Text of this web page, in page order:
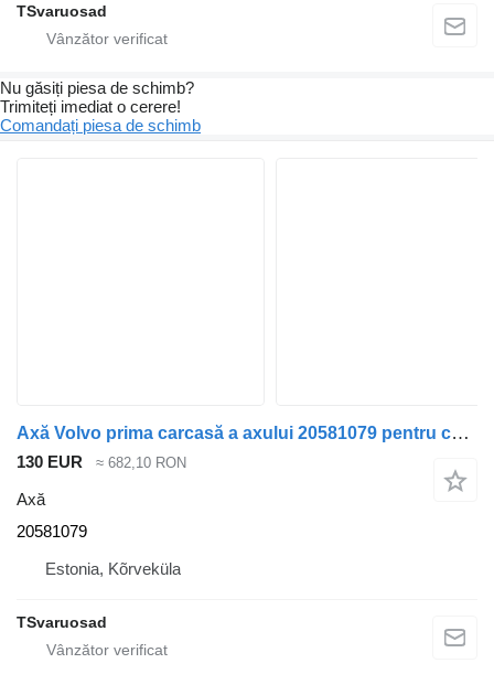
TSvaruosad
Nu găsiți piesa de schimb?
Trimiteți imediat o cerere!
Comandați piesa de schimb
Axă Volvo prima carcasă a axului 20581079 pentru cap tractor Volvo FH13
130 EUR ≈ 682,10 RON
Axă
20581079
Estonia, Kõrveküla
TSvaruosad